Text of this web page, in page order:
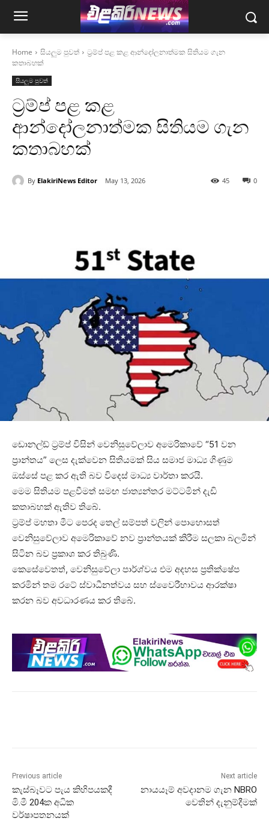
Home සියලුම පුවත්
ට්‍රම්ප් පළ කළ ආන්දෝලනාත්මක සිතියම ගැන
කතාබහක්
සියලුම පුවත්
ට්‍රම්ප් පළ කළ
ආන්දෝලනාත්මක සිතියම ගැන
කතාබහක්
By ElakiriNews Editor May 13, 2026 0
45
ඩොනල්ඩ් ට්‍රම්ප් විසින් වෙනිසුවේලාව අමෙරිකාවේ “51 වන
ප්‍රාන්තය” ලෙස දැක්වෙන සිතියමක් සිය සමාජ මාධ්‍ය ගිණුම
ඔස්සේ පළ කර ඇති බව විදෙස් මාධ්‍ය වාර්තා කරයි.
මෙම සිතියම පළවීමත් සමඟ ජාත්‍යන්තර මට්ටමින් දැඩි
කතාබහක් ඇතිව තිබේ.
ට්‍රම්ප් මහතා මීට පෙරද තෙල් සම්පත් වලින් පොහොසත්
වෙනිසුවේලාව අමෙරිකාවේ නව ප්‍රාන්තයක් කිරීම සලකා බලමින්
සිටින බව ප්‍රකාශ කර තිබුණි.
කෙසේවෙතත්, වෙනිසුවේලා පාර්ශ්වය එම අදහස ප්‍රතික්ෂේප
කරමින් තම රටේ ස්වාධීනත්වය සහ ස්වෛරීභාවය ආරක්ෂා
කරන බව අවධාරණය කර තිබේ.
Previous article
කැස්බෑවට පැය කිහිපයකදී
මි.මී 204ක අධික
වර්ෂාපතනයක්
Next article
නායයෑම් අවදානම ගැන NBRO
වෙතින් දැනුම්දීමක්